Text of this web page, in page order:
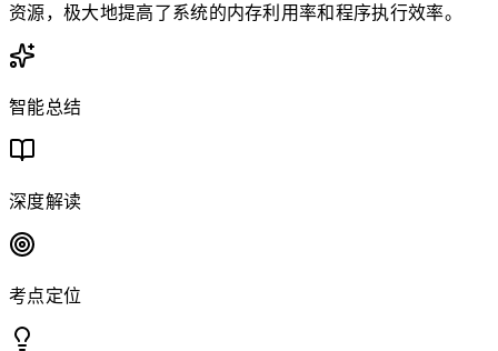
资源，极大地提高了系统的内存利用率和程序执行效率。
智能总结
深度解读
考点定位